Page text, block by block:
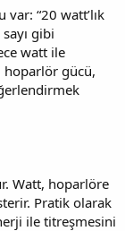
“20 watt’lık
gibi
watt ile
hoparlör gücü,
Watt, hoparlöre
Pratik olarak
ile titreşmesini